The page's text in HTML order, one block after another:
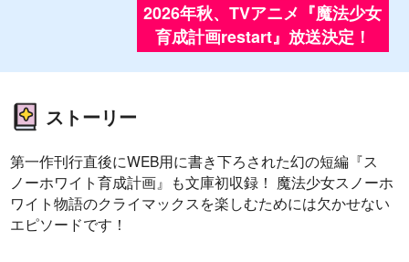
2026年秋、TVアニメ『魔法少女
育成計画restart』放送決定！
ストーリー
第一作刊行直後にWEB用に書き下ろされた幻の短編『ス
ノーホワイト育成計画』も文庫初収録！ 魔法少女スノーホ
ワイト物語のクライマックスを楽しむためには欠かせない
エピソードです！